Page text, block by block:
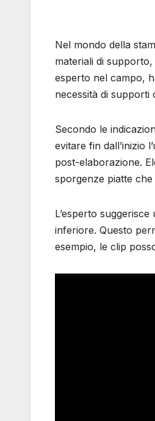
Nel mondo della
materiali di
esperto nel campo,
necessità di
Secondo le
evitare fin dall’inizio
post-elaborazione.
sporgenze piatte
L’esperto
inferiore. Questo
esempio, le clip